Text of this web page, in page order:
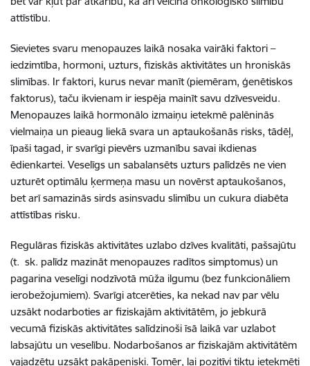
attīstību.
Sievietes svaru menopauzes laikā nosaka vairāki faktori –
iedzimtība, hormoni, uzturs, fiziskās aktivitātes un hroniskās
slimības. Ir faktori, kurus nevar manīt (piemēram, ģenētiskos
faktorus), taču ikvienam ir iespēja mainīt savu dzīvesveidu.
Menopauzes laikā hormonālo izmaiņu ietekmē palēninās
vielmaiņa un pieaug liekā svara un aptaukošanās risks, tādēļ,
īpaši tagad, ir svarīgi pievērs uzmanību savai ikdienas
ēdienkartei. Veselīgs un sabalansēts uzturs palīdzēs ne vien
uzturēt optimālu ķermeņa masu un novērst aptaukošanos,
bet arī samazinās sirds asinsvadu slimību un cukura diabēta
attīstības risku.
Regulāras fiziskās aktivitātes uzlabo dzīves kvalitāti, pašsajūtu
(t. sk. palīdz mazināt menopauzes radītos simptomus) un
pagarina veselīgi nodzīvotā mūža ilgumu (bez funkcionāliem
ierobežojumiem). Svarīgi atcerēties, ka nekad nav par vēlu
uzsākt nodarboties ar fiziskajām aktivitātēm, jo jebkurā
vecumā fiziskās aktivitātes salīdzinoši īsā laikā var uzlabot
labsajūtu un veselību. Nodarbošanos ar fiziskajām aktivitātēm
vajadzētu uzsākt pakāpeniski. Tomēr, lai pozitīvi tiktu ietekmēti